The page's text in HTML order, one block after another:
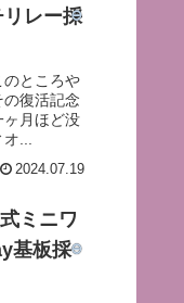
レー採
のところや
復活記念
ヶ月ほど没
...
2024.07.19
ミニワ
基板採